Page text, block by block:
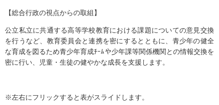
【総合行政の視点からの取組】
公立私立に共通する高等学校教育における課題についての意見交換
を行うなど、教育委員会と連携を密にするとともに、青少年の健全
な育成を図るため青少年育成ﾁｰﾑや少年課等関係機関との情報交換を
密に行い、児童・生徒の健やかな成長を支援します。
※左右にフリックすると表がスライドします。